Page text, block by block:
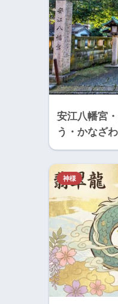
安江八幡宮
う・かなざ
神様